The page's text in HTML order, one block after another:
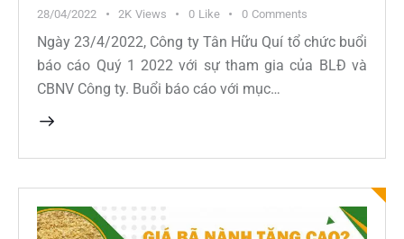
28/04/2022 2K Views 0 Like 0 Comments
Ngày 23/4/2022, Công ty Tân Hữu Quí tổ chức buổi
báo cáo Quý 1 2022 với sự tham gia của BLĐ và
CBNV Công ty. Buổi báo cáo với mục…